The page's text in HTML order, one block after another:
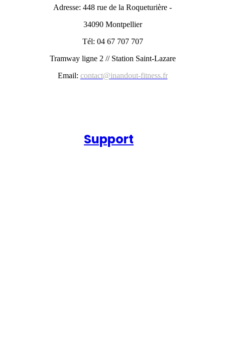
Adresse: 448 rue de la Roqueturière -
34090 Montpellier
Tél: 04 67 707 707
Tramway ligne 2 // Station Saint-Lazare
Email: contact@inandout-fitness.fr
Support